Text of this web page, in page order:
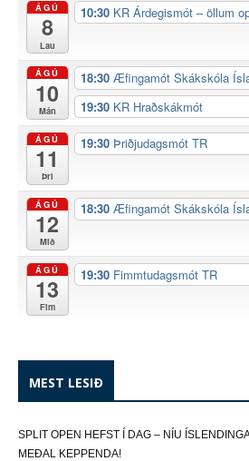
ÁGÚ
8
Lau
10:30 KR Árdegismót – öllum
ÁGÚ
10
Mán
18:30 Æfingamót Skákskóla
19:30 KR Hraðskákmót
ÁGÚ
11
Þri
19:30 Þriðjudagsmót TR
ÁGÚ
12
Mið
18:30 Æfingamót Skákskóla
ÁGÚ
13
Fim
19:30 Fimmtudagsmót TR
MEST LESIÐ
SPLIT OPEN HEFST Í DAG – NÍU
MEÐAL KEPPENDA!